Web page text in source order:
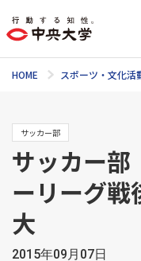
HOME スポーツ・文化活
サッカー部
サッカー
ーリーグ
大
2015年09月07日